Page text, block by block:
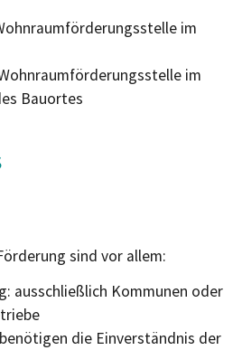
im
im
Bauortes
sind vor allem:
ausschließlich Kommunen oder
die Einverständnis der